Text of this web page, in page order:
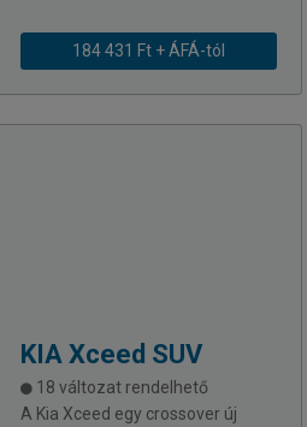
184 431 Ft + ÁFÁ-tól
KIA Xceed SUV
18 változat rendelhető
A Kia Xceed egy crossover új